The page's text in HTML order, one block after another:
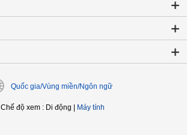
Quốc gia/Vùng miền/Ngôn ngữ
Chế độ xem: Di động Máy tính